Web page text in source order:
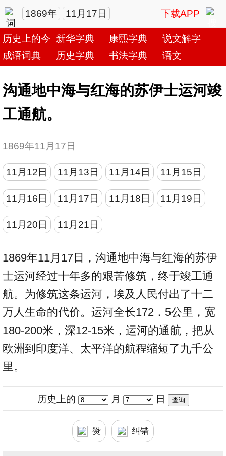
1869年 11月17日 下载APP
历史上的今天新华字典 康熙字典
说文解字
成语词典
历史字典 书法字典 语文
沟通地中海与红海的苏伊士运河竣
工通航。
1869年11月17日
11月12日 11月13日 11月14日 11月15日
11月16日 11月17日 11月18日 11月19日
11月20日 11月21日
1869年11月17日，沟通地中海与红海的苏伊
士运河经过十年多的艰苦修筑，终于竣工通
航。为修筑这条运河，埃及人民付出了十二
万人生命的代价。运河全长172．5公里，宽
180-200米，深12-15米，运河的通航，把从
欧洲到印度洋、太平洋的航程缩短了九千公
里。
历史上的 月 日
赞 纠错